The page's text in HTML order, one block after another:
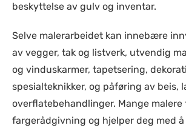
beskyttelse av gulv og inventar.
Selve malerarbeidet kan innebære
av vegger, tak og listverk, utvendig
og vinduskarmer, tapetsering,
spesialteknikker, og påføring av beis,
overflatebehandlinger. Mange malere
fargerådgivning og hjelper deg med